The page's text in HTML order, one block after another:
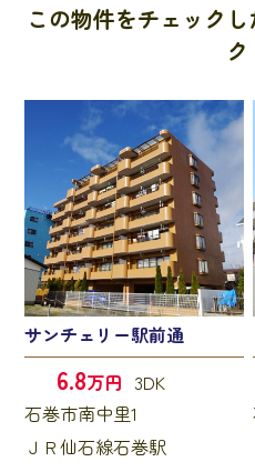
この物件をチェック
ク
サンチェリー駅前通
6.8万円 3DK
石巻市南中里1
ＪＲ仙石線石巻駅